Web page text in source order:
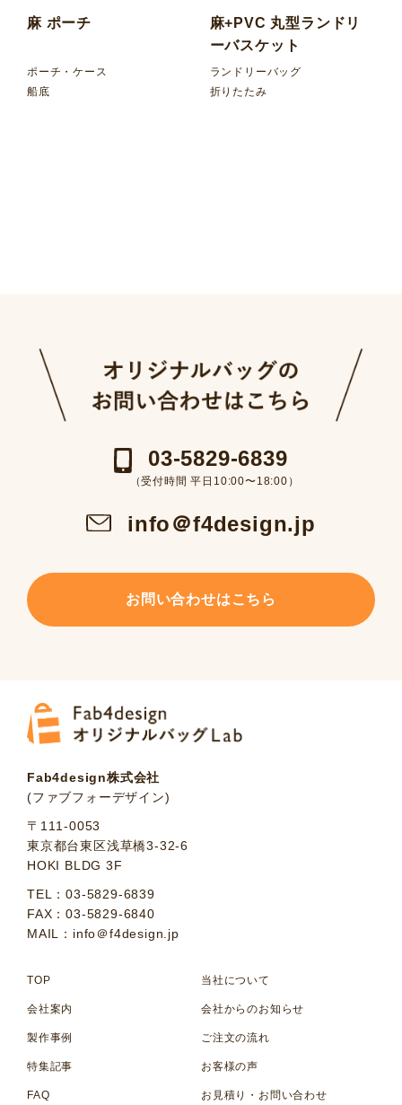
麻 ポーチ
ポーチ・ケース
船底
麻+PVC 丸型ランドリ
ーバスケット
ランドリーバッグ
折りたたみ
03-5829-6839
（受付時間 平日10:00〜18:00）
info＠f4design.jp
お問い合わせはこちら
Fab4design株式会社
(ファブフォーデザイン)
〒111-0053
東京都台東区浅草橋3-32-6
HOKI BLDG 3F
TEL：03-5829-6839
FAX：03-5829-6840
MAIL：info＠f4design.jp
TOP 当社について
会社案内 会社からのお知らせ
製作事例 ご注文の流れ
特集記事 お客様の声
FAQ お見積り・お問い合わせ